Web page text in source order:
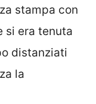
stampa con
si era tenuta
distanziati
la